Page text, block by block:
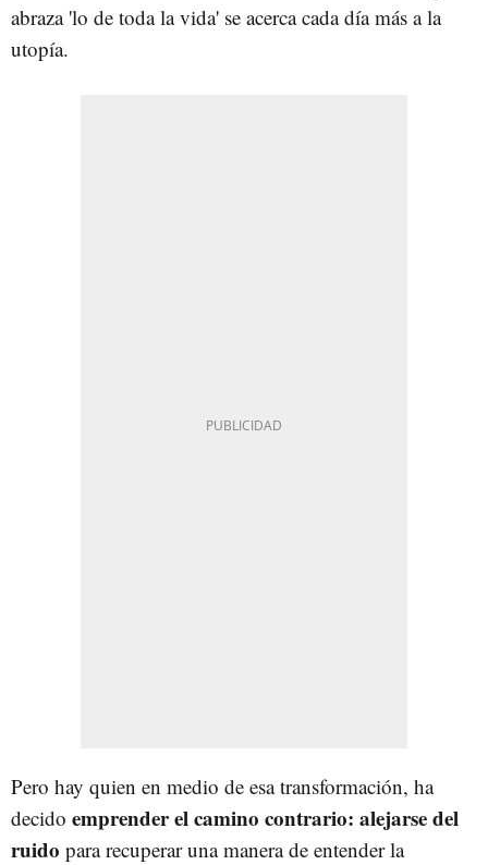
abraza 'lo de toda la vida' se acerca cada día más a la
utopía.
Pero hay quien en medio de esa transformación, ha
decido emprender el camino contrario: alejarse del
ruido para recuperar una manera de entender la